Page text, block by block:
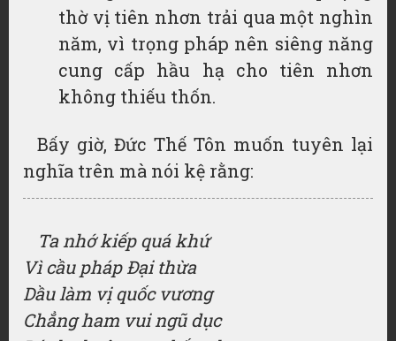
thờ vị tiên nhơn trải qua một nghìn
năm, vì trọng pháp nên siêng năng
cung cấp hầu hạ cho tiên nhơn
không thiếu thốn.
Bấy giờ, Đức Thế Tôn muốn tuyên lại
nghĩa trên mà nói kệ rằng:
Ta nhớ kiếp quá khứ
Vì cầu pháp Đại thừa
Dầu làm vị quốc vương
Chẳng ham vui ngũ dục